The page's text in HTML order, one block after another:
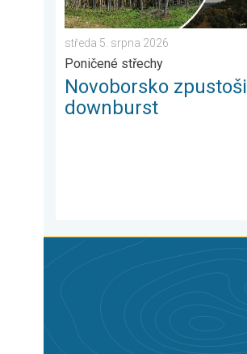
středa 5. srpna 2026
Poničené střechy
Novoborsko zpustošil
downburst